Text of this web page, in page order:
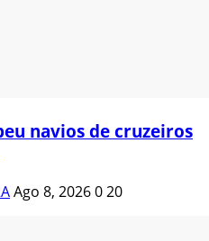
navios de cruzeiros
Ago 8, 2026020